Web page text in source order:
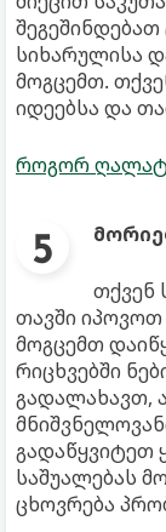
სიხარულისა
მოგცემთ.
იდეებსა და
როგორ
თქვენ
თავში
მოგცემთ
რიცხვებში
გადალახავთ,
გადაწყვიტეთ
საშუალებას
ცხოვრება